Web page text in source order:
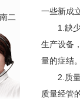
二
一些新成
1.缺
生产设备
量的症结。
2.质
质量经管